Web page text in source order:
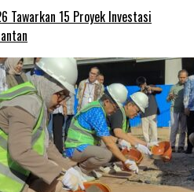
Tawarkan 15 Proyek Investasi